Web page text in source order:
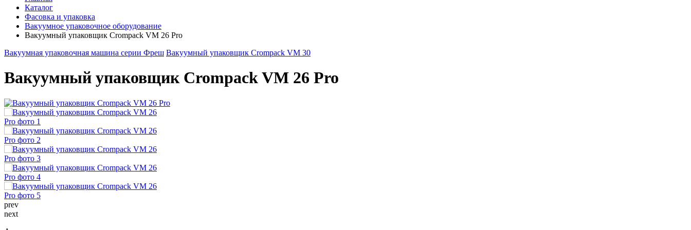
Каталог
Фасовка и упаковка
Вакуумное упаковочное оборудование
Вакуумный упаковщик Crompack VM 26 Pro
Вакуумная упаковочная машина серии Фреш Вакуумный упаковщик Crompack VM 30
Вакуумный упаковщик Crompack VM 26 Pro
prev
next